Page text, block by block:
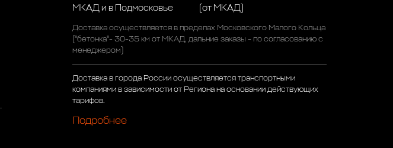
МКАД и в Подмосковье
(от МКАД)
Доставка осуществляется в пределах Московского Малого Кольца
("бетонка"- 30-35 км от МКАД, дальние заказы - по согласованию с
менеджером)
Доставка в города России осуществляется транспортными
компаниями в зависимости от Региона на основании действующих
тарифов.
Подробнее